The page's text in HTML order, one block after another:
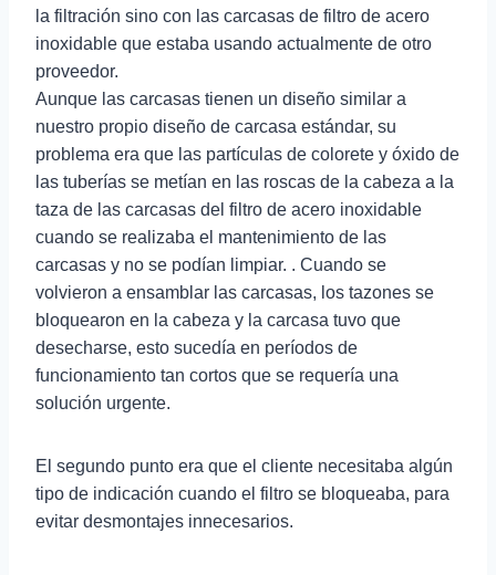
la filtración sino con las carcasas de filtro de acero
inoxidable que estaba usando actualmente de otro
proveedor.
Aunque las carcasas tienen un diseño similar a
nuestro propio diseño de carcasa estándar, su
problema era que las partículas de colorete y óxido de
las tuberías se metían en las roscas de la cabeza a la
taza de las carcasas del filtro de acero inoxidable
cuando se realizaba el mantenimiento de las
carcasas y no se podían limpiar. . Cuando se
volvieron a ensamblar las carcasas, los tazones se
bloquearon en la cabeza y la carcasa tuvo que
desecharse, esto sucedía en períodos de
funcionamiento tan cortos que se requería una
solución urgente.
El segundo punto era que el cliente necesitaba algún
tipo de indicación cuando el filtro se bloqueaba, para
evitar desmontajes innecesarios.